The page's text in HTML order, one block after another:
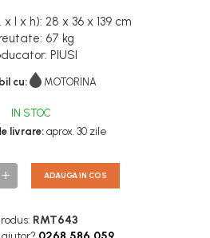
x l x h): 28 x 36 x 139 cm
67 kg
PIUSI
cu: MOTORINA
IN STOC
livrare: aprox. 30 zile
ADAUGA IN COS
RMT643